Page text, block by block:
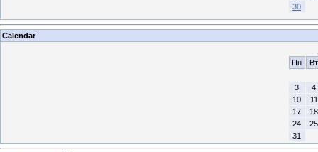
30
Calendar
Пн
Вт
3
4
10
11
17
18
24
25
31